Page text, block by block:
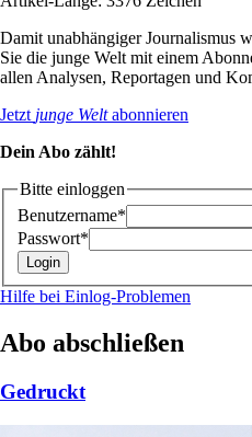
Damit unabhängiger Journalismus
Sie die junge Welt mit einem
allen Analysen, Reportagen und
Jetzt junge Weltabonnieren
Dein Abo zählt!
Bitte einloggen
Benutzername*
Passwort*
Hilfe bei Einlog-Problemen
Abo abschließen
Gedruckt